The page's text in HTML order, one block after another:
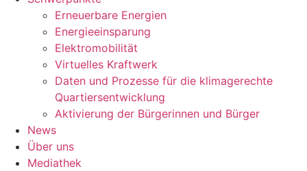
Erneuerbare Energien
Energieeinsparung
Elektromobilität
Virtuelles Kraftwerk
Daten und Prozesse für die klimagerechte
Quartiersentwicklung
Aktivierung der Bürgerinnen und Bürger
News
Über uns
Mediathek